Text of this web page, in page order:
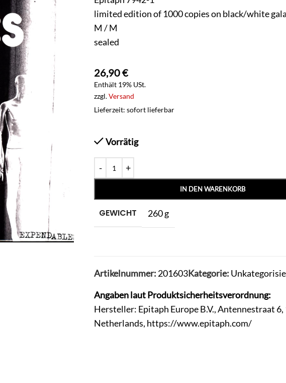
limited edition of 1000 copies on black/white
M / M
sealed
26,90€
Enthält 19% USt.
zzgl.Versand
Lieferzeit: sofort lieferbar
Vorrätig
IN DEN WARENKORB
GEWICHT 260 g
Artikelnummer: 201603Kategorie:
Angaben laut Produktsicherheitsverordnung:
Hersteller: Epitaph Europe B.V., Antennestraat
Netherlands, https://www.epitaph.com/